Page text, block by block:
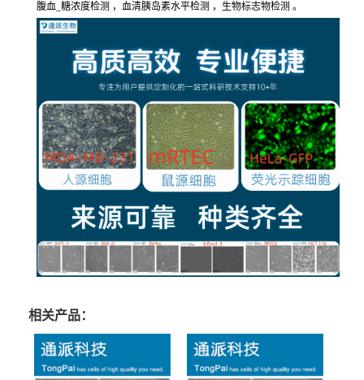
腹血_糖浓度检测 ，血清胰岛素水平检测 ，生物标志物检测 。
相关产品：